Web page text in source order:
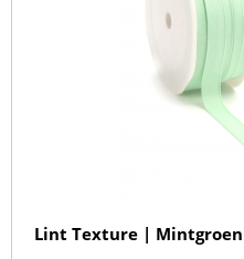
Lint Texture | Mintgroen